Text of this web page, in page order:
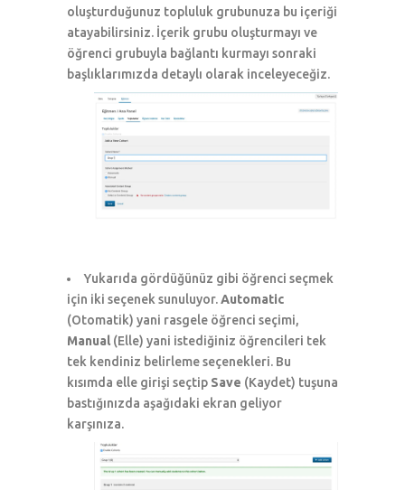
oluşturduğunuz topluluk grubunuza bu içeriği
atayabilirsiniz. İçerik grubu oluşturmayı ve
öğrenci grubuyla bağlantı kurmayı sonraki
başlıklarımızda detaylı olarak inceleyeceğiz.
Yukarıda gördüğünüz gibi öğrenci seçmek
için iki seçenek sunuluyor.Automatic
(Otomatik) yani rasgele öğrenci seçimi,
Manual(Elle) yani istediğiniz öğrencileri tek
tek kendiniz belirleme seçenekleri. Bu
kısımda elle girişi seçtip Save (Kaydet) tuşuna
bastığınızda aşağıdaki ekran geliyor
karşınıza.